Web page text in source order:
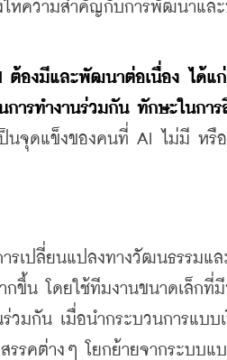
ห้ความสำคัญกับการพัฒนาแล
องมีและพัฒนาต่อเนื่อง ได้แ
ารทำงานร่วมกัน ทักษะในกา
นจุดแข็งของคนที่ AI ไม่มี หรือ
ปลี่ยนแปลงทางวัฒนธรรมแ
กขึ้น โดยใช้ทีมงานขนาดเล็ก
ร่วมกัน เมื่อนำกระบวนการแบ
รรคต่างๆ โยกย้ายจากระบบ